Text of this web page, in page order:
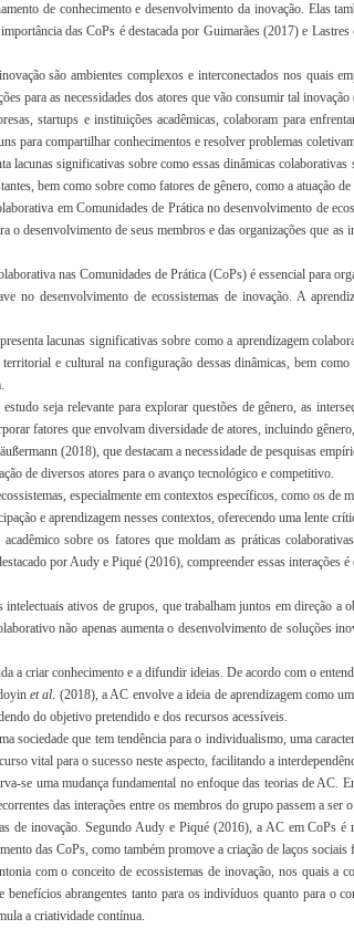
de conhecimento e desenvolvimento da inovação. Elas
das CoPs é destacada por Guimarães (2017) e
são ambientes complexos e interconectados nos
para as necessidades dos atores que vão consumir tal
startups e instituições acadêmicas, colaboram para
para compartilhar conhecimentos e resolver problemas
lacunas significativas sobre como essas dinâmicas
bem como sobre como fatores de gênero, como a atuação
em Comunidades de Prática no desenvolvimento de
desenvolvimento de seus membros e das organizações que
nas Comunidades de Prática (CoPs) é essencial para
no desenvolvimento de ecossistemas de inovação. A
lacunas significativas sobre como a aprendizagem
e cultural na configuração dessas dinâmicas, bem
seja relevante para explorar questões de gênero, as
fatores que envolvam diversidade de atores, incluindo
(2018), que destacam a necessidade de pesquisas
de diversos atores para o avanço tecnológico e competitivo.
especialmente em contextos específicos, como os
e aprendizagem nesses contextos, oferecendo uma lente
sobre os fatores que moldam as práticas
por Audy e Piqué (2016), compreender essas
ativos de grupos, que trabalham juntos em direção
não apenas aumenta o desenvolvimento de soluções
a criar conhecimento e a difundir ideias. De acordo com o
et al. (2018), a AC envolve a ideia de aprendizagem como
do objetivo pretendido e dos recursos acessíveis.
sociedade que tem tendência para o individualismo, uma
vital para o sucesso neste aspecto, facilitando a
se uma mudança fundamental no enfoque das teorias de
das interações entre os membros do grupo passem a ser
de inovação. Segundo Audy e Piqué (2016), a AC em CoPs
das CoPs, como também promove a criação de laços
com o conceito de ecossistemas de inovação, nos quais
abrangentes tanto para os indivíduos quanto para
a criatividade contínua.